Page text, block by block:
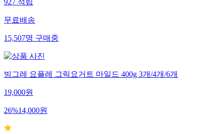
927적립
무료배송
15,507명구매중
빙그레 요플레 그릭요거트 마일드 400g 3개/4개/6개
19,000원
26%14,000원